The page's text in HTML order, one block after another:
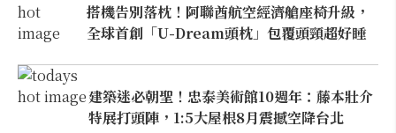
搭機告別落枕！阿聯酋航空經濟艙座椅升級，
全球首創「U-Dream頭枕」包覆頭頸超好睡
建築迷必朝聖！忠泰美術館10週年：藤本壯介
特展打頭陣，1:5大屋根8月震撼空降台北